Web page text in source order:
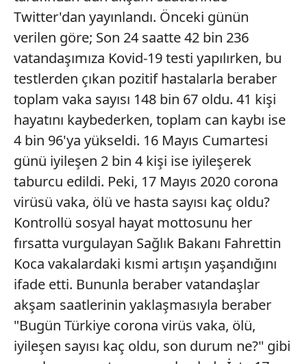
Twitter'dan yayınlandı. Önceki günün
verilen göre; Son 24 saatte 42 bin 236
vatandaşımıza Kovid-19 testi yapılırken, bu
testlerden çıkan pozitif hastalarla beraber
toplam vaka sayısı 148 bin 67 oldu. 41 kişi
hayatını kaybederken, toplam can kaybı ise
4 bin 96'ya yükseldi. 16 Mayıs Cumartesi
günü iyileşen 2 bin 4 kişi ise iyileşerek
taburcu edildi. Peki, 17 Mayıs 2020 corona
virüsü vaka, ölü ve hasta sayısı kaç oldu?
Kontrollü sosyal hayat mottosunu her
fırsatta vurgulayan Sağlık Bakanı Fahrettin
Koca vakalardaki kısmi artışın yaşandığını
ifade etti. Bununla beraber vatandaşlar
akşam saatlerinin yaklaşmasıyla beraber
"Bugün Türkiye corona virüs vaka, ölü,
iyileşen sayısı kaç oldu, son durum ne?" gibi